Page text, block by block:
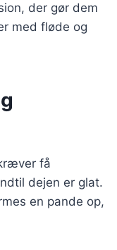
der gør dem
med fløde og
få
dejen er glat.
en pande op,